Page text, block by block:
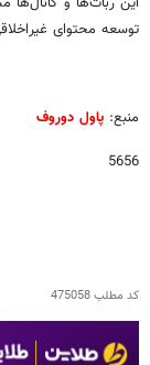
توسعه محتوای
منبع: پاول دوروف
5656
کد مطلب475058